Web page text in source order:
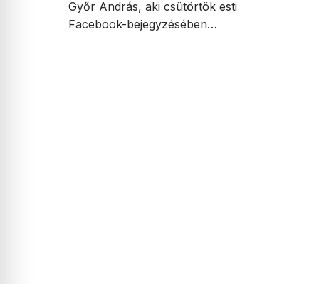
Győr András, aki csütörtök esti
Facebook-bejegyzésében…